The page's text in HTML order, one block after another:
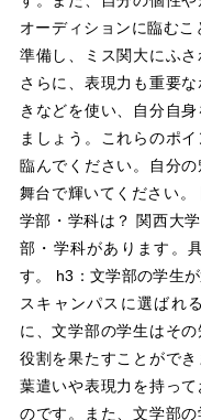
オーディションに臨む
準備し、ミス関大にふさ
さらに、表現力も重要
きなどを使い、自分自
ましょう。これらのポ
臨んでください。自分
舞台で輝いてください
学部・学科は？ 関西大
部・学科があります。
す。 h3：文学部の学生
スキャンパスに選ばれ
に、文学部の学生はそ
役割を果たすことがで
葉遣いや表現力を持っ
のです。また、文学部